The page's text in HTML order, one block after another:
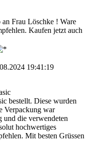
Frau Löschke ! Ware
Kaufen jetzt auch
19:41:19
bestellt. Diese wurden
Verpackung war
und die verwendeten
hochwertiges
Mit besten Grüssen